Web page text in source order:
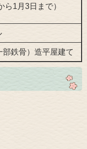
1月3日まで）
鉄骨）造平屋建て